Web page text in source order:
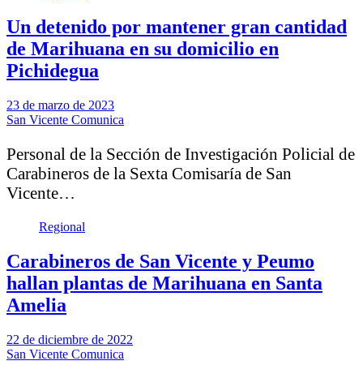
Un detenido por mantener gran cantidad
de Marihuana en su domicilio en
Pichidegua
23 de marzo de 2023
San Vicente Comunica
Personal de la Sección de Investigación Policial de
Carabineros de la Sexta Comisaría de San
Vicente…
Regional
Carabineros de San Vicente y Peumo
hallan plantas de Marihuana en Santa
Amelia
22 de diciembre de 2022
San Vicente Comunica